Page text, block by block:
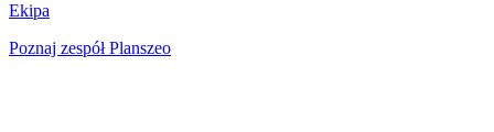
Ekipa
Poznaj zespół Planszeo